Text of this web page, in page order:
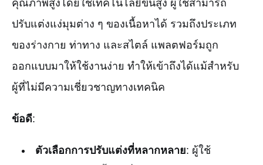
คุณภาพสูงโดยใช้เทคโนโลยีขั้นสูง ผู้ใช้สามารถ
ปรับแต่งแง่มุมต่าง ๆ ของเนื้อหาได้ รวมถึงประเภท
ของร่างกาย ท่าทาง และสไตล์ แพลตฟอร์มถูก
ออกแบบมาให้ใช้งานง่าย ทำให้เข้าถึงได้แม้สำหรับ
ผู้ที่ไม่มีความเชี่ยวชาญทางเทคนิค
ข้อดี:
ตัวเลือกการปรับแต่งที่หลากหลาย: ผู้ใช้